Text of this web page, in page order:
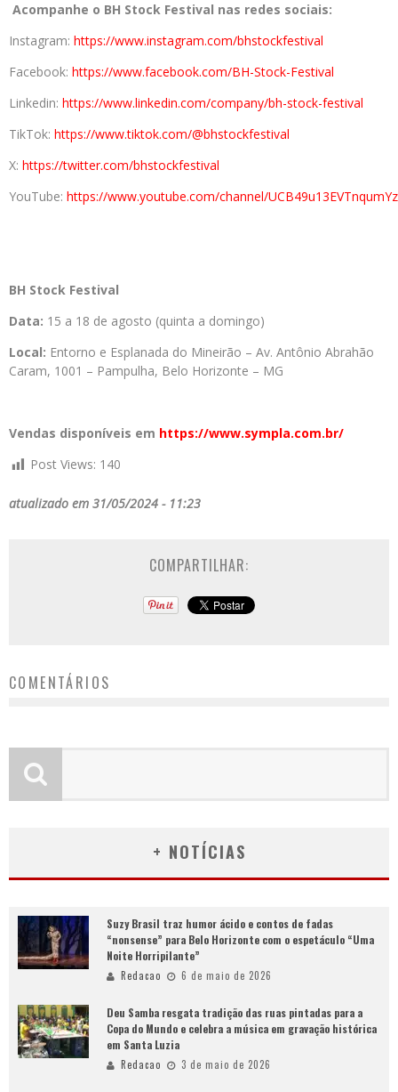
Acompanhe o BH Stock Festival nas redes sociais:
Instagram: https://www.instagram.com/bhstockfestival
Facebook: https://www.facebook.com/BH-Stock-Festival
Linkedin: https://www.linkedin.com/company/bh-stock-festival
TikTok: https://www.tiktok.com/@bhstockfestival
X: https://twitter.com/bhstockfestival
YouTube: https://www.youtube.com/channel/
BH Stock Festival
Data: 15 a 18 de agosto (quinta a domingo)
Local: Entorno e Esplanada do Mineirão – Av. Antônio Abrahão
Caram, 1001 – Pampulha, Belo Horizonte – MG
Vendas disponíveis em https://www.sympla.com.br/
Post Views: 140
atualizado em 31/05/2024 - 11:23
COMPARTILHAR:
COMENTÁRIOS
+ NOTÍCIAS
Suzy Brasil traz humor ácido e contos de fadas
“nonsense” para Belo Horizonte com o espetáculo “Uma
Noite Horripilante”
Redacao 6 de maio de 2026
Deu Samba resgata tradição das ruas pintadas para a
Copa do Mundo e celebra a música em gravação histórica
em Santa Luzia
Redacao 3 de maio de 2026